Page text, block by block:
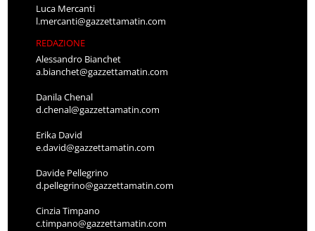
Luca Mercanti
l.mercanti@gazzettamatin.com
REDAZIONE
Alessandro Bianchet
a.bianchet@gazzettamatin.com
Danila Chenal
d.chenal@gazzettamatin.com
Erika David
e.david@gazzettamatin.com
Davide Pellegrino
d.pellegrino@gazzettamatin.com
Cinzia Timpano
c.timpano@gazzettamatin.com